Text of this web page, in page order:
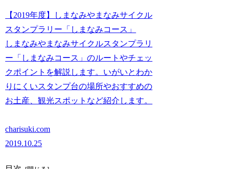
【2019年度】しまなみやまなみサイクル
スタンプラリー「しまなみコース」
しまなみやまなみサイクルスタンプラリ
ー「しまなみコース」のルートやチェッ
クポイントを解説します。いがいとわか
りにくいスタンプ台の場所やおすすめの
お土産、観光スポットなど紹介します。
charisuki.com
2019.10.25